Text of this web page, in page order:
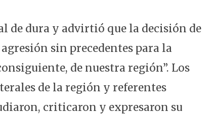
de dura y advirtió que la decisión de
sin precedentes para la
de nuestra región”. Los
de la región y referentes
criticaron y expresaron su